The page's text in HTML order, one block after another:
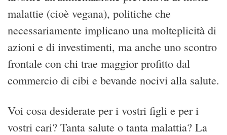
malattie (cioè vegana), politiche che
necessariamente implicano una molteplicità di
azioni e di investimenti, ma anche uno scontro
frontale con chi trae maggior profitto dal
commercio di cibi e bevande nocivi alla salute.
Voi cosa desiderate per i vostri figli e per i
vostri cari? Tanta salute o tanta malattia? La